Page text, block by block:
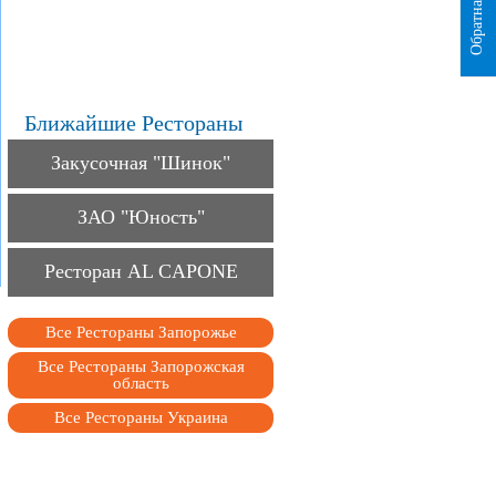
Ближайшие Рестораны
Закусочная "Шинок"
ЗАО "Юность"
Ресторан AL CAPONE
Все Рестораны Запорожье
Все Рестораны Запорожская
область
Все Рестораны Украина